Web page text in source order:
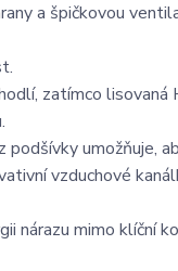
a špičkovou
zatímco
umožňuje,
vzduchové
mimo klíční